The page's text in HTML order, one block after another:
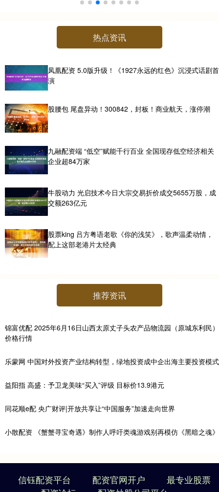
热点资讯
凤凰配资 5.0版升级！《1927永远的红色》沉浸式话剧首
演
股腰包 尾盘异动！300842，封板！商业航天，涨停潮
九融配资端 “低空”赋能千行百业 全国现存低空经济相关
企业超84万家
牛股动力 光启技术今日大宗交易折价成交5655万股，成
交额263亿元
股票king 吕方粤语老歌《你的浅笑》，歌声温柔动情，
配上这部老港片太经典
推荐资讯
锦富优配 2025年6月16日山西太原丈子头农产品物流园（原城东利民）
价格行情
乐蒙网 中国对外投资产业结构转型，绿地投资成中企出海主要投资模式
益阳指 高盛：予卫龙美味“买入”评级 目标价13.9港元
同花顺e配 央广财评|开放共享让“中国服务”加速走向世界
小散配资 《蟹蟹寻宝奇遇》制作人呼吁类魂游戏别再模仿《黑暗之魂》
信钰配资平台 配资官网开户
最专业股票